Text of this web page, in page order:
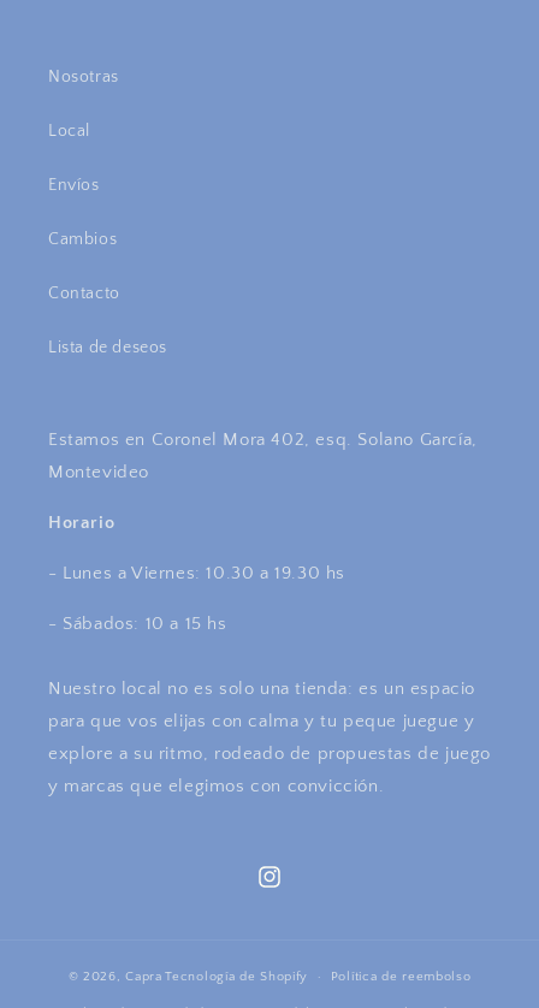
Nosotras
Local
Envíos
Cambios
Contacto
Lista de deseos
Estamos en Coronel Mora 402, esq. Solano García,
Montevideo
Horario
- Lunes a Viernes: 10.30 a 19.30 hs
- Sábados: 10 a 15 hs
Nuestro local no es solo una tienda: es un espacio
para que vos elijas con calma y tu peque juegue y
explore a su ritmo, rodeado de propuestas de juego
y marcas que elegimos con convicción.
Instagram
© 2026,Capra Tecnología de Shopify Política de reembolso